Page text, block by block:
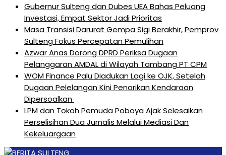
Gubernur Sulteng dan Dubes UEA Bahas Peluang
Investasi, Empat Sektor Jadi Prioritas
Masa Transisi Darurat Gempa Sigi Berakhir, Pemprov
Sulteng Fokus Percepatan Pemulihan
Azwar Anas Dorong DPRD Periksa Dugaan
Pelanggaran AMDAL di Wilayah Tambang PT CPM
‎WOM Finance Palu Diadukan Lagi ke OJK, Setelah
Dugaan Pelelangan Kini Penarikan Kendaraan
Dipersoalkan ‎
LPM dan Tokoh Pemuda Poboya Ajak Selesaikan
Perselisihan Dua Jurnalis Melalui Mediasi Dan
Kekeluargaan